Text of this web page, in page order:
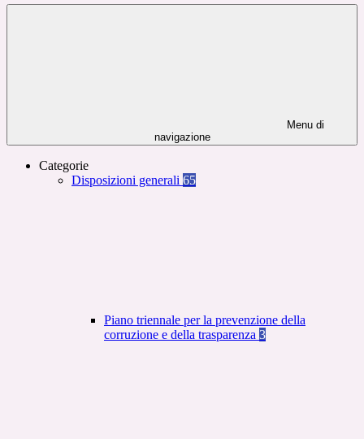
Menu di
navigazione
Categorie
Disposizioni generali 65
Piano triennale per la prevenzione della
corruzione e della trasparenza 3